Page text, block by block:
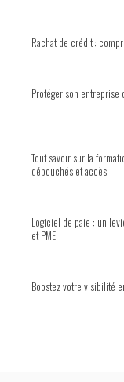
Rachat de crédit :
Protéger son
Tout savoir sur la
débouchés et accès
Logiciel de paie : un
et PME
Boostez votre visibilité